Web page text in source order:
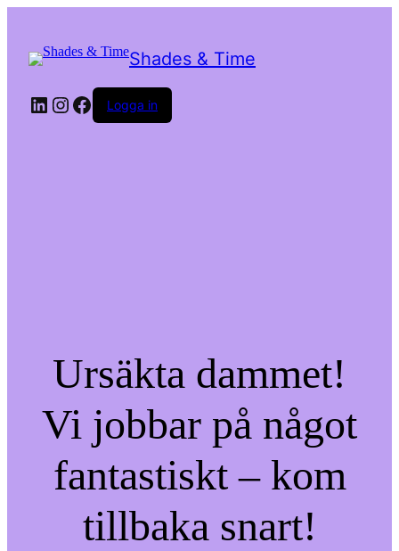
Shades & Time
LinkedIn
Instagram
Facebook
Logga in
Ursäkta dammet!
Vi jobbar på något
fantastiskt – kom
tillbaka snart!